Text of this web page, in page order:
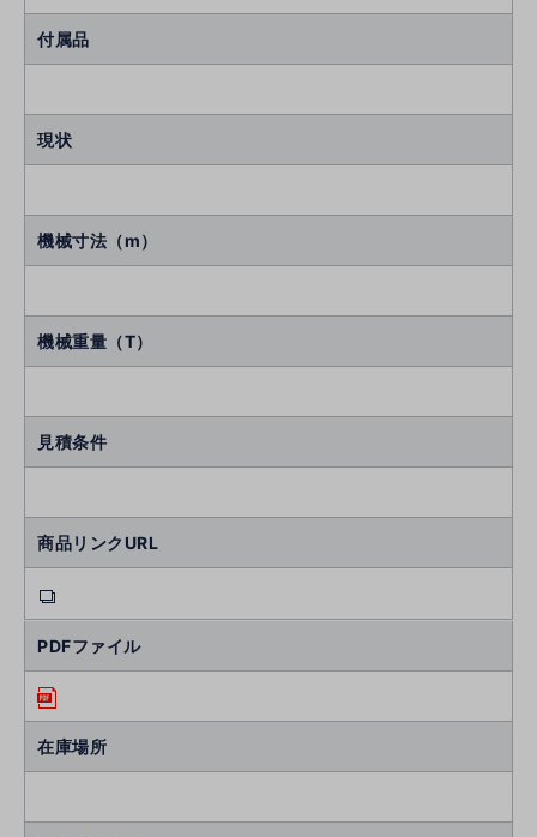
付属品
現状
機械寸法（m）
機械重量（T）
見積条件
商品リンクURL
PDFファイル
在庫場所